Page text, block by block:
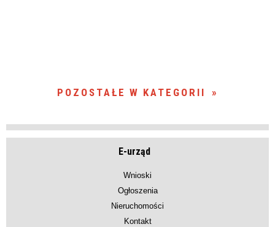
POZOSTAŁE W KATEGORII
E-urząd
Wnioski
Ogłoszenia
Nieruchomości
Kontakt